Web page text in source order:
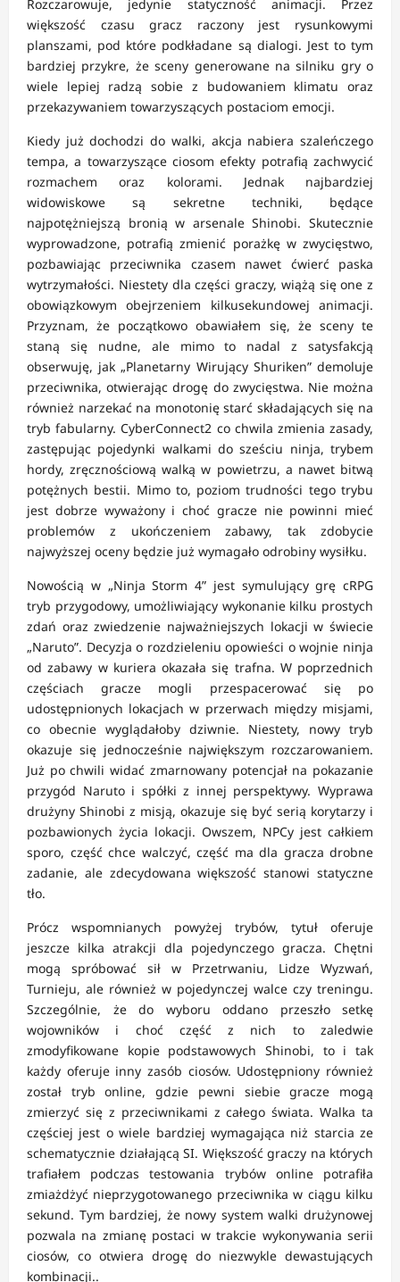
Rozczarowuje, jedynie statyczność animacji. Przez
większość czasu gracz raczony jest rysunkowymi
planszami, pod które podkładane są dialogi. Jest to tym
bardziej przykre, że sceny generowane na silniku gry o
wiele lepiej radzą sobie z budowaniem klimatu oraz
przekazywaniem towarzyszących postaciom emocji.
Kiedy już dochodzi do walki, akcja nabiera szaleńczego
tempa, a towarzyszące ciosom efekty potrafią zachwycić
rozmachem oraz kolorami. Jednak najbardziej
widowiskowe są sekretne techniki, będące
najpotężniejszą bronią w arsenale Shinobi. Skutecznie
wyprowadzone, potrafią zmienić porażkę w zwycięstwo,
pozbawiając przeciwnika czasem nawet ćwierć paska
wytrzymałości. Niestety dla części graczy, wiążą się one z
obowiązkowym obejrzeniem kilkusekundowej animacji.
Przyznam, że początkowo obawiałem się, że sceny te
staną się nudne, ale mimo to nadal z satysfakcją
obserwuję, jak „Planetarny Wirujący Shuriken” demoluje
przeciwnika, otwierając drogę do zwycięstwa. Nie można
również narzekać na monotonię starć składających się na
tryb fabularny. CyberConnect2 co chwila zmienia zasady,
zastępując pojedynki walkami do sześciu ninja, trybem
hordy, zręcznościową walką w powietrzu, a nawet bitwą
potężnych bestii. Mimo to, poziom trudności tego trybu
jest dobrze wyważony i choć gracze nie powinni mieć
problemów z ukończeniem zabawy, tak zdobycie
najwyższej oceny będzie już wymagało odrobiny wysiłku.
Nowością w „Ninja Storm 4” jest symulujący grę cRPG
tryb przygodowy, umożliwiający wykonanie kilku prostych
zdań oraz zwiedzenie najważniejszych lokacji w świecie
„Naruto”. Decyzja o rozdzieleniu opowieści o wojnie ninja
od zabawy w kuriera okazała się trafna. W poprzednich
częściach gracze mogli przespacerować się po
udostępnionych lokacjach w przerwach między misjami,
co obecnie wyglądałoby dziwnie. Niestety, nowy tryb
okazuje się jednocześnie największym rozczarowaniem.
Już po chwili widać zmarnowany potencjał na pokazanie
przygód Naruto i spółki z innej perspektywy. Wyprawa
drużyny Shinobi z misją, okazuje się być serią korytarzy i
pozbawionych życia lokacji. Owszem, NPCy jest całkiem
sporo, część chce walczyć, część ma dla gracza drobne
zadanie, ale zdecydowana większość stanowi statyczne
tło.
Prócz wspomnianych powyżej trybów, tytuł oferuje
jeszcze kilka atrakcji dla pojedynczego gracza. Chętni
mogą spróbować sił w Przetrwaniu, Lidze Wyzwań,
Turnieju, ale również w pojedynczej walce czy treningu.
Szczególnie, że do wyboru oddano przeszło setkę
wojowników i choć część z nich to zaledwie
zmodyfikowane kopie podstawowych Shinobi, to i tak
każdy oferuje inny zasób ciosów. Udostępniony również
został tryb online, gdzie pewni siebie gracze mogą
zmierzyć się z przeciwnikami z całego świata. Walka ta
częściej jest o wiele bardziej wymagająca niż starcia ze
schematycznie działającą SI. Większość graczy na których
trafiałem podczas testowania trybów online potrafiła
zmiażdżyć nieprzygotowanego przeciwnika w ciągu kilku
sekund. Tym bardziej, że nowy system walki drużynowej
pozwala na zmianę postaci w trakcie wykonywania serii
ciosów, co otwiera drogę do niezwykle dewastujących
kombinacji..